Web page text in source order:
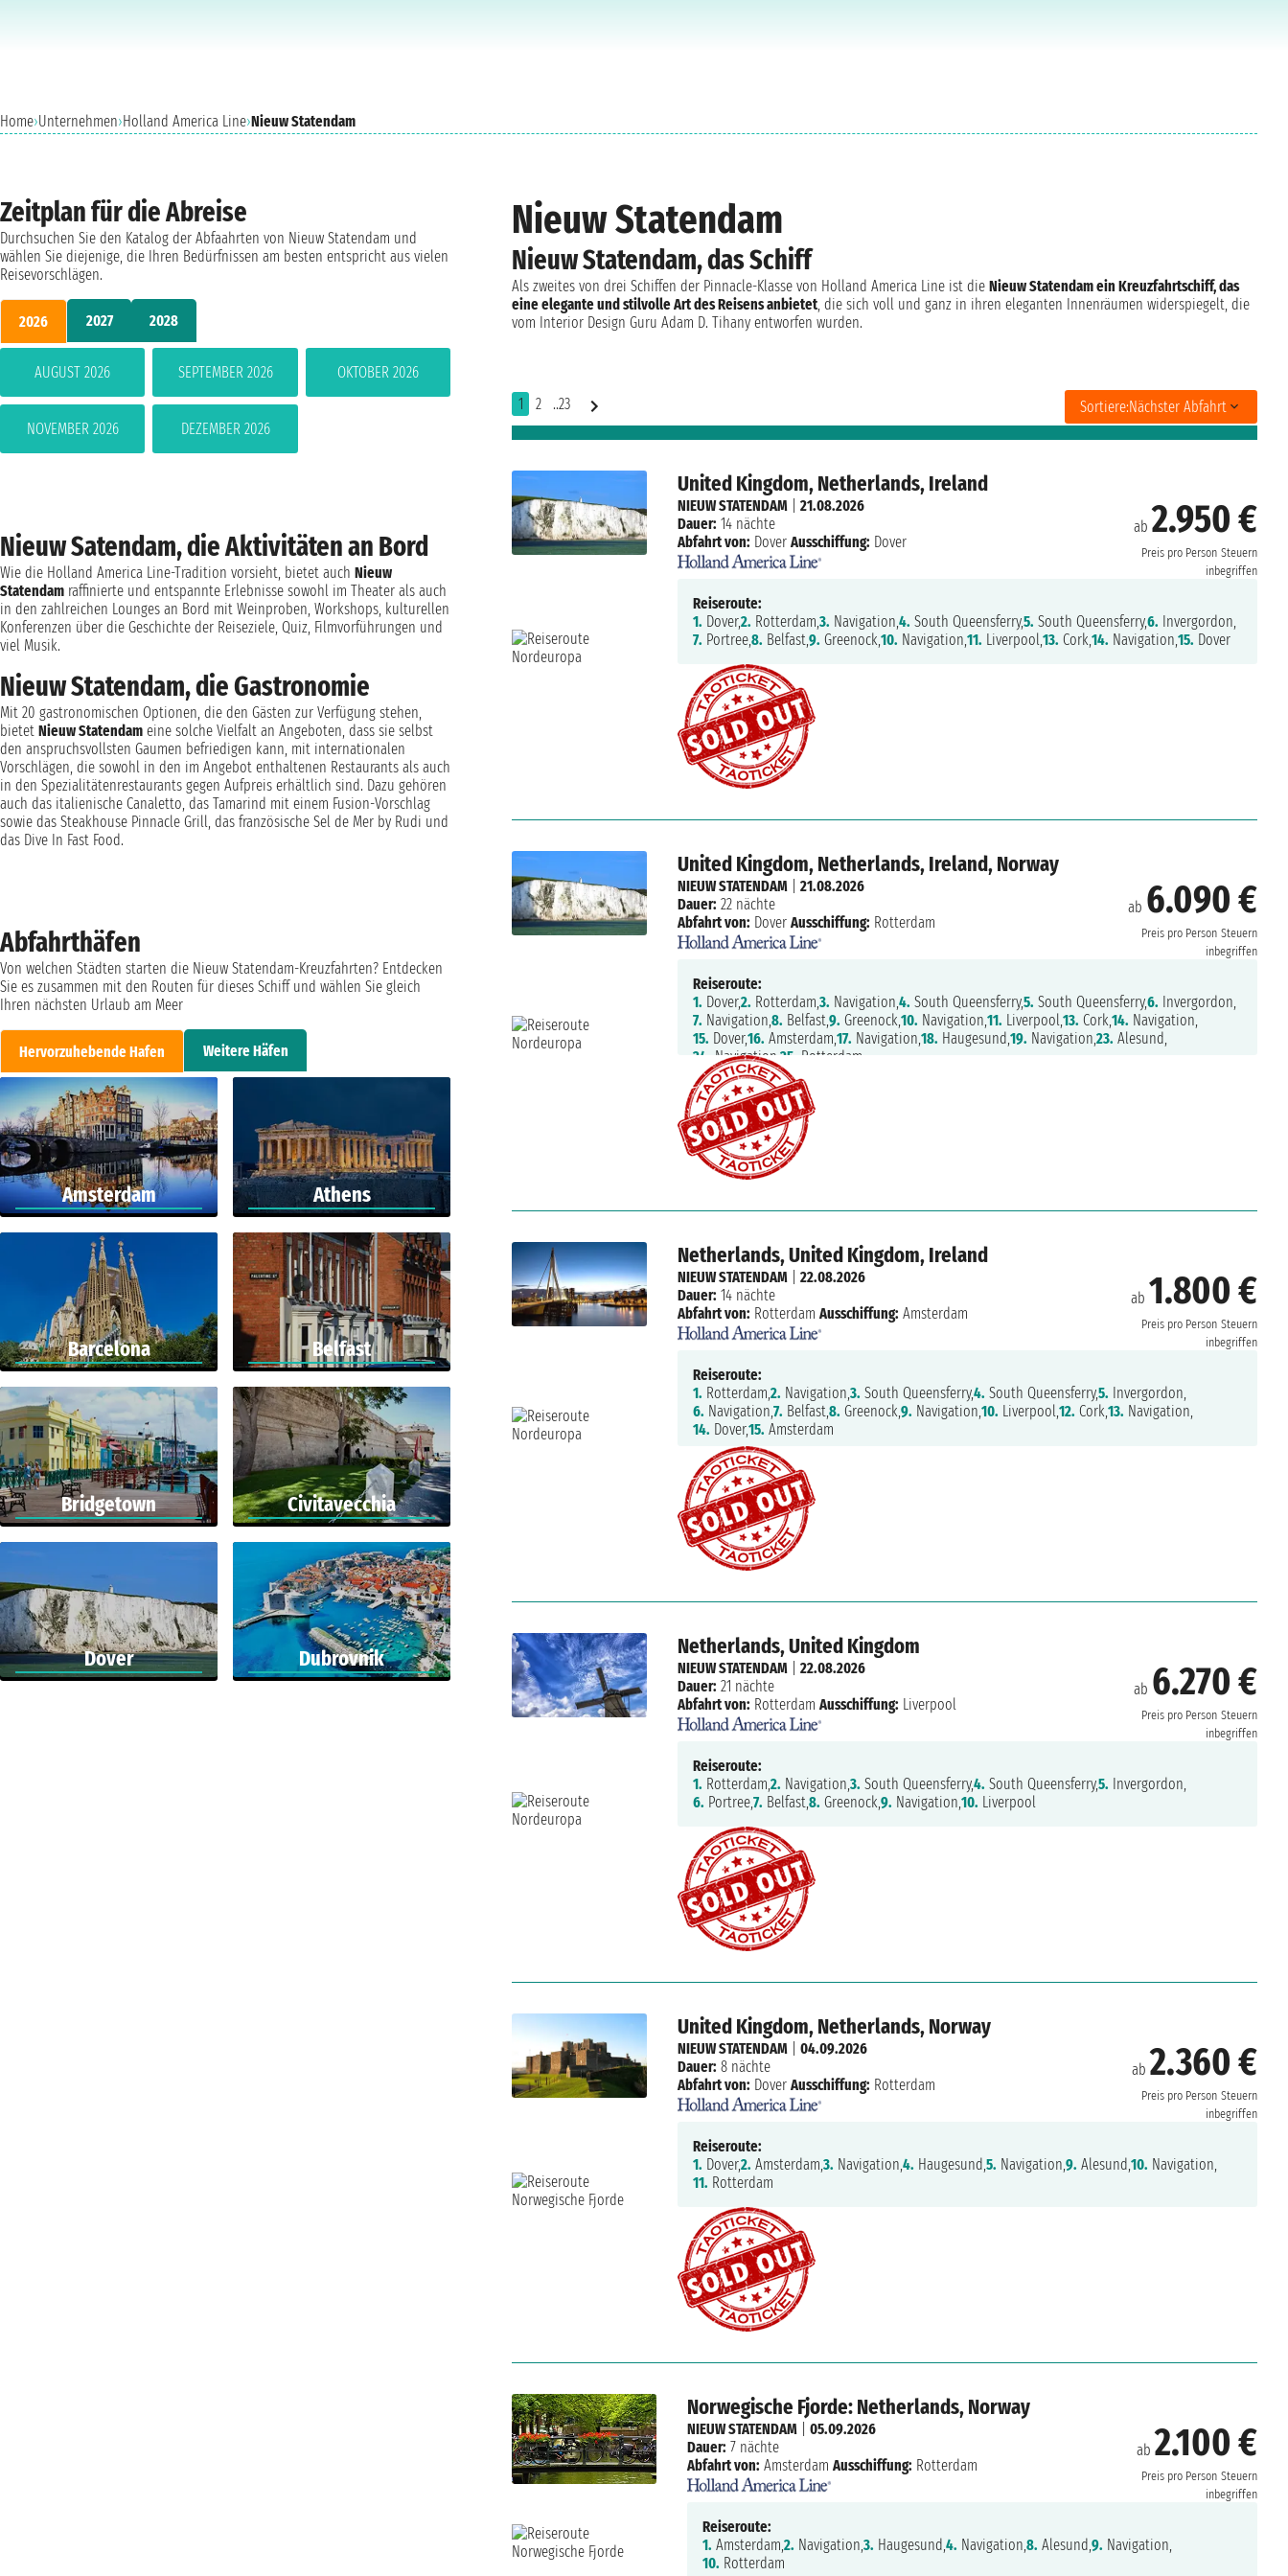
Home›Unternehmen›Holland America Line›Nieuw Statendam
Nieuw Statendam
Nieuw Statendam, das Schiff
Als zweites von drei Schiffen der Pinnacle-Klasse von Holland America Line ist dieNieuw Statendam ein Kreuzfahrtschiff, das
eine elegante und stilvolle Art des Reisens anbietet, die sich voll und ganz in ihren eleganten Innenräumen widerspiegelt, die
vom Interior Design Guru Adam D. Tihany entworfen wurden.
1 2 ..23 Sortiere:Nächster Abfahrt
United Kingdom, Netherlands, Ireland
ab 2.950 €
Preis pro Person Steuern
inbegriffen
NIEUW STATENDAM |21.08.2026
Dauer: 14 nächte
Abfahrt von: Dover Ausschiffung: Dover
Reiseroute:
1. Dover,2. Rotterdam,3. Navigation,4. South Queensferry,5. South Queensferry,6. Invergordon,
7. Portree,8. Belfast,9. Greenock,10. Navigation,11. Liverpool,13. Cork,14. Navigation,15. Dover
United Kingdom, Netherlands, Ireland, Norway
ab 6.090 €
Preis pro Person Steuern
inbegriffen
NIEUW STATENDAM |21.08.2026
Dauer: 22 nächte
Abfahrt von: Dover Ausschiffung: Rotterdam
Reiseroute:
1. Dover,2. Rotterdam,3. Navigation,4. South Queensferry,5. South Queensferry,6. Invergordon,
7. Navigation,8. Belfast,9. Greenock,10. Navigation,11. Liverpool,13. Cork,14. Navigation,
15. Dover,16. Amsterdam,17. Navigation,18. Haugesund,19. Navigation,23. Alesund,
24.
Navigation,25. Rotterdam
Netherlands, United Kingdom, Ireland
ab 1.800 €
Preis pro Person Steuern
inbegriffen
NIEUW STATENDAM |22.08.2026
Dauer: 14 nächte
Abfahrt von: Rotterdam Ausschiffung: Amsterdam
Reiseroute:
1. Rotterdam,2. Navigation,3. South Queensferry,4. South Queensferry,5. Invergordon,
6. Navigation,7. Belfast,8. Greenock,9. Navigation,10. Liverpool,12. Cork,13. Navigation,
14. Dover,15. Amsterdam
Netherlands, United Kingdom
ab 6.270 €
Preis pro Person Steuern
inbegriffen
NIEUW STATENDAM |22.08.2026
Dauer: 21 nächte
Abfahrt von: Rotterdam Ausschiffung: Liverpool
Reiseroute:
1. Rotterdam,2. Navigation,3. South Queensferry,4. South Queensferry,5. Invergordon,
6. Portree,7. Belfast,8. Greenock,9. Navigation,10. Liverpool
United Kingdom, Netherlands, Norway
ab 2.360 €
Preis pro Person Steuern
inbegriffen
NIEUW STATENDAM |04.09.2026
Dauer: 8 nächte
Abfahrt von: Dover Ausschiffung: Rotterdam
Reiseroute:
1. Dover,2. Amsterdam,3. Navigation,4. Haugesund,5. Navigation,9. Alesund,10. Navigation,
11. Rotterdam
Norwegische Fjorde: Netherlands, Norway
ab 2.100 €
Preis pro Person Steuern
inbegriffen
NIEUW STATENDAM |05.09.2026
Dauer: 7 nächte
Abfahrt von: Amsterdam Ausschiffung: Rotterdam
Reiseroute:
1. Amsterdam,2. Navigation,3. Haugesund,4. Navigation,8. Alesund,9. Navigation,
10. Rotterdam
Zeitplan für die Abreise
Durchsuchen Sie den Katalog der Abfaahrten von Nieuw Statendam und
wählen Sie diejenige, die Ihren Bedürfnissen am besten entspricht aus vielen
Reisevorschlägen.
2026 2027 2028
AUGUST 2026 SEPTEMBER 2026 OKTOBER 2026
NOVEMBER 2026 DEZEMBER 2026
Abfahrthäfen
Von welchen Städten starten die Nieuw Statendam-Kreuzfahrten? Entdecken
Sie es zusammen mit den Routen für dieses Schiff und wählen Sie gleich
Ihren nächsten Urlaub am Meer
Hervorzuhebende Hafen Weitere Häfen
Amsterdam Athens
Barcelona Belfast
Bridgetown Civitavecchia
Dover Dubrovnik
Nieuw Satendam, die Aktivitäten an Bord
Wie die Holland America Line-Tradition vorsieht, bietet auch Nieuw
Statendam raffinierte und entspannte Erlebnisse sowohl im Theater als auch
in den zahlreichen Lounges an Bord mit Weinproben, Workshops, kulturellen
Konferenzen über die Geschichte der Reiseziele, Quiz, Filmvorführungen und
viel Musik.
Nieuw Statendam, die Gastronomie
Mit 20 gastronomischen Optionen, die den Gästen zur Verfügung stehen,
bietet Nieuw Statendam eine solche Vielfalt an Angeboten, dass sie selbst
den anspruchsvollsten Gaumen befriedigen kann, mit internationalen
Vorschlägen, die sowohl in den im Angebot enthaltenen Restaurants als auch
in den Spezialitätenrestaurants gegen Aufpreis erhältlich sind. Dazu gehören
auch das italienische Canaletto, das Tamarind mit einem Fusion-Vorschlag
sowie das Steakhouse Pinnacle Grill, das französische Sel de Mer by Rudi und
das Dive In Fast Food.